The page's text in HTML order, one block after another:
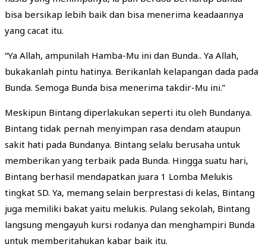
bisa bersikap lebih baik dan bisa menerima keadaannya
yang cacat itu.
“Ya Allah, ampunilah Hamba-Mu ini dan Bunda.. Ya Allah,
bukakanlah pintu hatinya. Berikanlah kelapangan dada pada
Bunda. Semoga Bunda bisa menerima takdir-Mu ini.”
Meskipun Bintang diperlakukan seperti itu oleh Bundanya.
Bintang tidak pernah menyimpan rasa dendam ataupun
sakit hati pada Bundanya. Bintang selalu berusaha untuk
memberikan yang terbaik pada Bunda. Hingga suatu hari,
Bintang berhasil mendapatkan juara 1 Lomba Melukis
tingkat SD. Ya, memang selain berprestasi di kelas, Bintang
juga memiliki bakat yaitu melukis. Pulang sekolah, Bintang
langsung mengayuh kursi rodanya dan menghampiri Bunda
untuk memberitahukan kabar baik itu.